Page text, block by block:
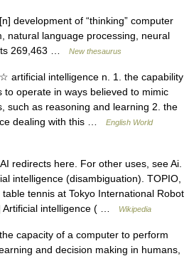
development of “thinking” computer
natural language processing, neural
269,463 …
New thesaurus
artificial intelligence n. 1. the capability
operate in ways believed to mimic
such as reasoning and learning 2. the
dealing with this …
English World
redirects here. For other uses, see Ai.
intelligence (disambiguation). TOPIO,
tennis at Tokyo International Robot
Artificial intelligence ( …
Wikipedia
capacity of a computer to perform
and decision making in humans,